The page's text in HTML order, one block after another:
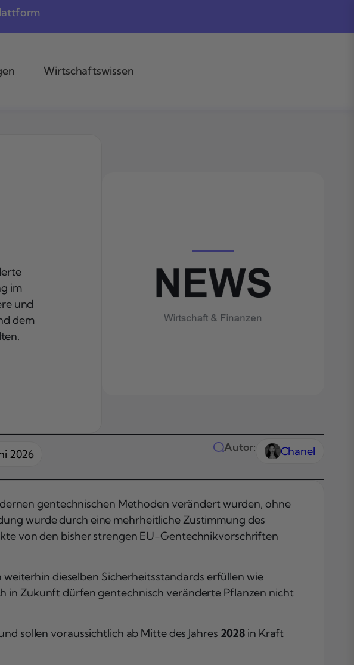
Wirtschaftswissen
im
und
dem
2026
Autor: Chanel
gentechnischen Methoden verändert wurden, ohne
wurde durch eine mehrheitliche Zustimmung des
von den bisher strengen EU-Gentechnikvorschriften
dieselben Sicherheitsstandards erfüllen wie
in Zukunft dürfen gentechnisch veränderte Pflanzen nicht
sollen voraussichtlich ab Mitte des Jahres 2028 in Kraft